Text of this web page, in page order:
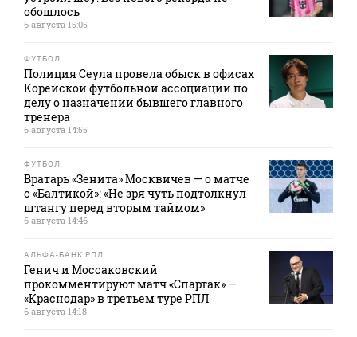
обошлось
6 августа 15:05
ФУТБОЛ
Полиция Сеула провела обыск в офисах
Корейской футбольной ассоциации по
делу о назначении бывшего главного
тренера
6 августа 14:55
ФУТБОЛ
Вратарь «Зенита» Москвичев — о матче
с «Балтикой»: «Не зря чуть подтолкнул
штангу перед вторым таймом»
6 августа 14:46
АЛЬФА-БАНК РПЛ
Генич и Моссаковский
прокомментируют матч «Спартак» —
«Краснодар» в третьем туре РПЛ
6 августа 14:18